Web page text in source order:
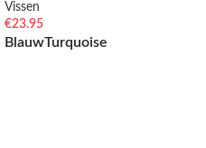
Vissen
€23.95
BlauwTurquoise